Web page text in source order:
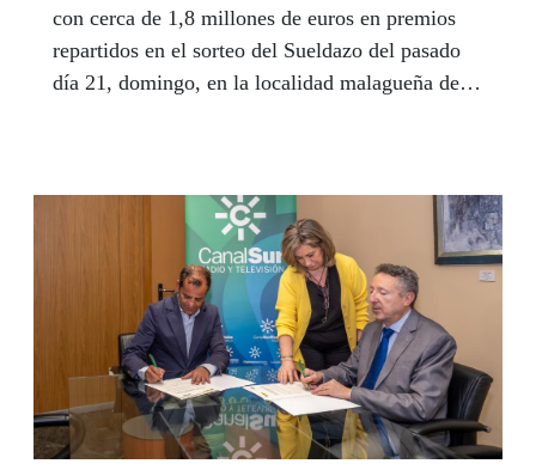
con cerca de 1,8 millones de euros en premios
repartidos en el sorteo del Sueldazo del pasado
día 21, domingo, en la localidad malagueña de
en El Puerto de Santa María y Ubrique en Cádiz
y Vega de Granada. La ilusión continúa.